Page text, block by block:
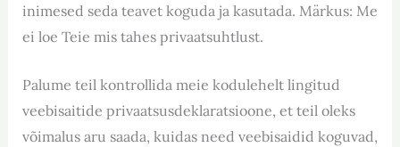
inimesed seda teavet koguda ja kasutada. Märkus: Me
ei loe Teie mis tahes privaatsuhtlust.
Palume teil kontrollida meie kodulehelt lingitud
veebisaitide privaatsusdeklaratsioone, et teil oleks
võimalus aru saada, kuidas need veebisaidid koguvad,